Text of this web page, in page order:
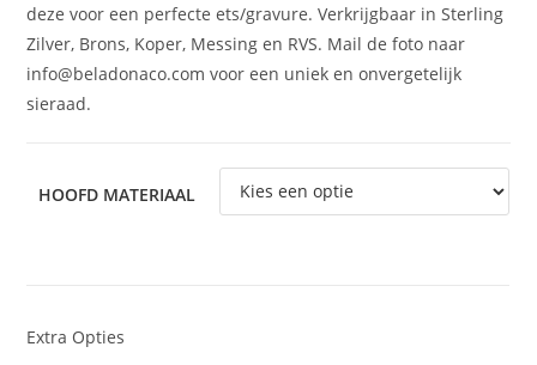
deze voor een perfecte ets/gravure. Verkrijgbaar in Sterling
Zilver, Brons, Koper, Messing en RVS. Mail de foto naar
info@beladonaco.com voor een uniek en onvergetelijk
sieraad.
HOOFD MATERIAAL
Extra Opties